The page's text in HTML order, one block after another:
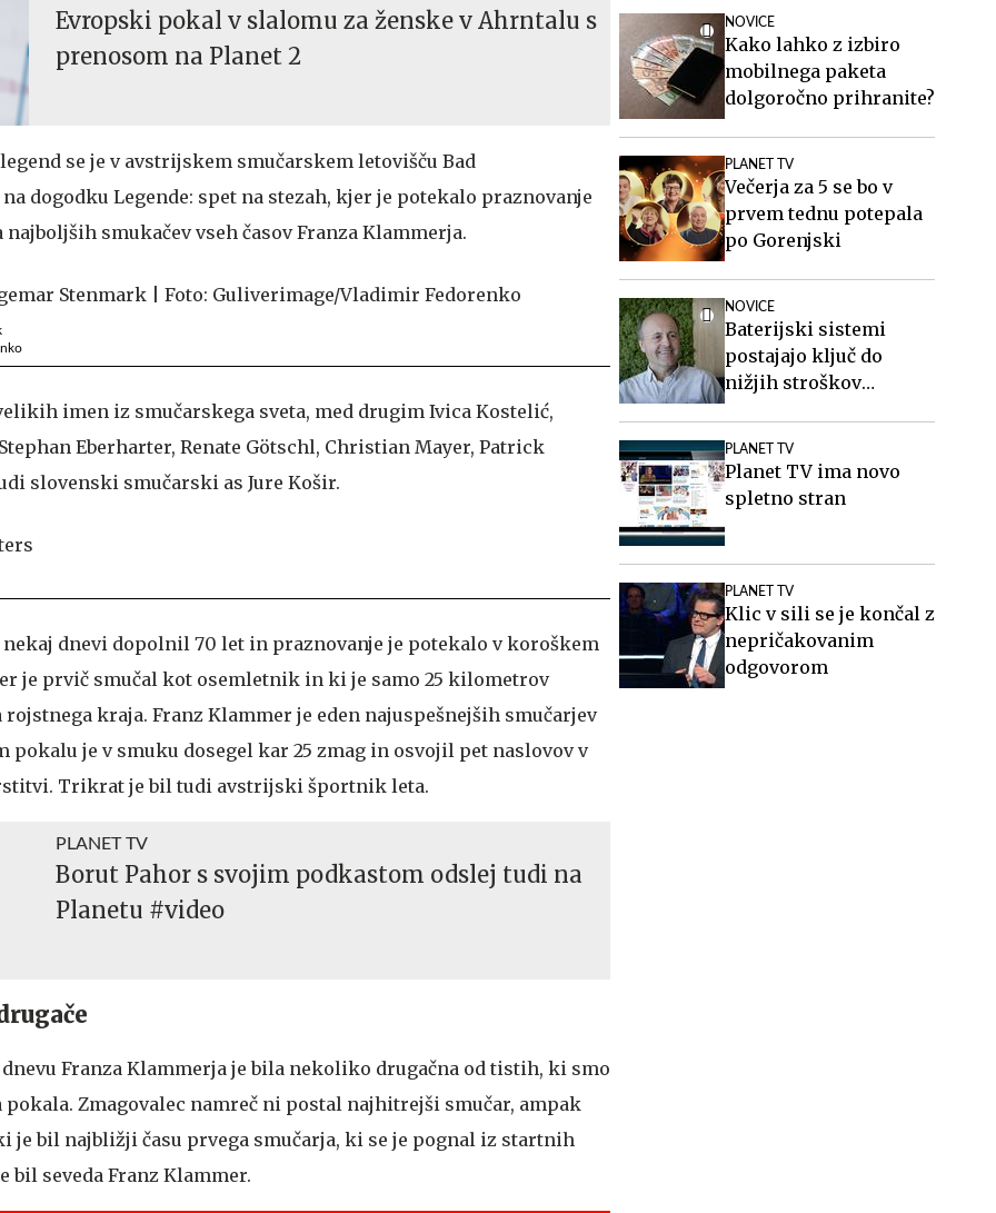
Evropski pokal v slalomu za ženske v Ahrntalu s
prenosom na Planet 2
se je v avstrijskem smučarskem letovišču Bad
dogodku Legende: spet na stezah, kjer je potekalo praznovanje
najboljših smukačev vseh časov Franza Klammerja.
imen iz smučarskega sveta, med drugim Ivica Kostelić,
Eberharter, Renate Götschl, Christian Mayer, Patrick
slovenski smučarski as Jure Košir.
dnevi dopolnil 70 let in praznovanje je potekalo v koroškem
je prvič smučal kot osemletnik in ki je samo 25 kilometrov
rojstnega kraja. Franz Klammer je eden najuspešnejših smučarjev
pokalu je v smuku dosegel kar 25 zmag in osvojil pet naslovov v
Trikrat je bil tudi avstrijski športnik leta.
PLANET TV
Borut Pahor s svojim podkastom odslej tudi na
Planetu #video
Franza Klammerja je bila nekoliko drugačna od tistih, ki smo
Zmagovalec namreč ni postal najhitrejši smučar, ampak
je bil najbližji času prvega smučarja, ki se je pognal iz startnih
bil seveda Franz Klammer.
NOVICE
Kako lahko z izbiro
mobilnega paketa
dolgoročno prihranite?
PLANET TV
Večerja za 5 se bo v
prvem tednu potepala
po Gorenjski
NOVICE
Baterijski sistemi
postajajo ključ do
nižjih stroškov
PLANET TV
Planet TV ima novo
spletno stran
PLANET TV
Klic v sili se je končal z
nepričakovanim
odgovorom